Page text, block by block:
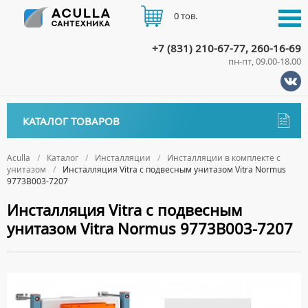
Aculla Каталог Инсталляции
Инсталляции в комплекте с
унитазом
Инсталляция Vitra с подвесным унитазом Vitra Normus
9773B003-7207
Инсталляция Vitra с подвесным
унитазом Vitra Normus 9773B003-7207
КАТАЛОГ ТОВАРОВ
ДЕРЖАТЕЛИ
ДОЗАТОРЫ ДЛЯ МЫЛА
ЕРШИКИ
ПОЛОТЕНЦЕДЕРЖАТЕЛИ
Биде
ПОДВЕСНЫЕ БИДЕ
АКРИЛОВЫЕ ВАННЫ
Ванны комплектующие
БОКОВЫЕ ПАНЕЛИ
ПОДГОЛОВНИКИ
Водонагреватели
ВОДОНАГРЕВАТЕЛИ КОСВЕННОГО НАГРЕВА
ДУШЕВЫЕ ДВЕРИ
Встройка
+7 (831) 210-67-77, 260-16-69
пн-пт, 09.00-18.00
0 тов.
ДОСТАВКА
КОНТАКТЫ